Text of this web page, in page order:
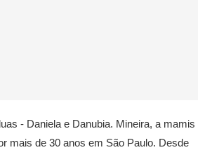
- Daniela e Danubia. Mineira, a mamis
mais de 30 anos em São Paulo. Desde